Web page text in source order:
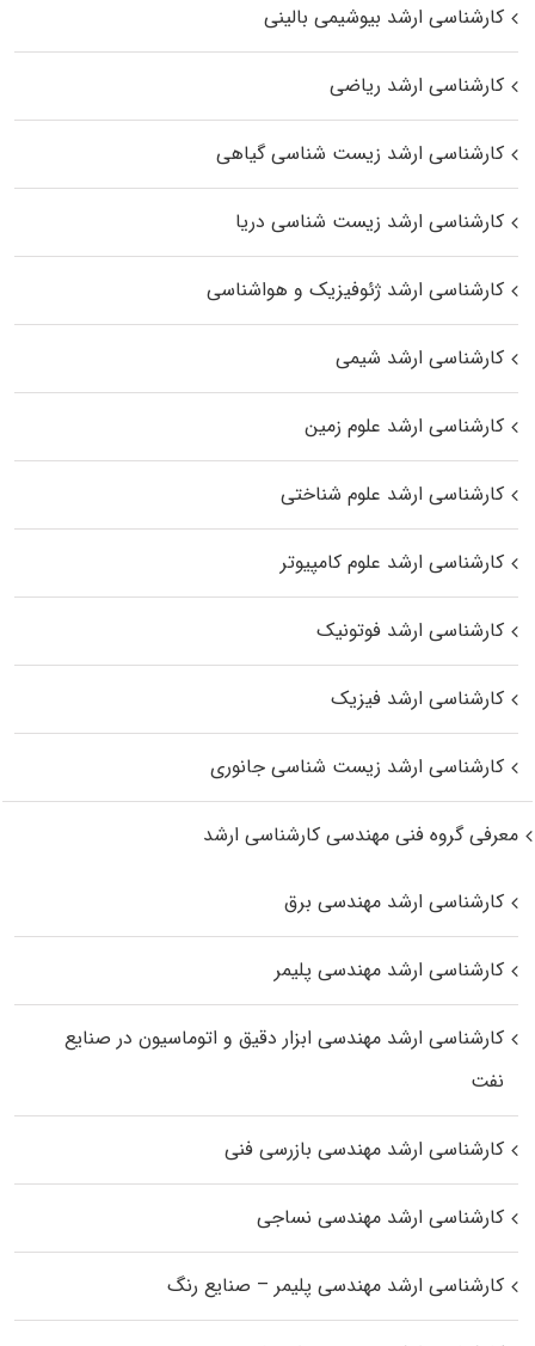
کارشناسی ارشد بیوشیمی بالینی
کارشناسی ارشد ریاضی
کارشناسی ارشد زیست‌ شناسی گیاهی
کارشناسی ارشد زیست‌ شناسی دریا
کارشناسی ارشد ژئوفیزیک و هواشناسی
کارشناسی ارشد شیمی
کارشناسی ارشد علوم زمین
کارشناسی ارشد علوم شناختی
کارشناسی ارشد علوم کامپیوتر
کارشناسی ارشد فوتونیک
کارشناسی ارشد فیزیک
کارشناسی ارشد زیست‌ شناسی جانوری
معرفی گروه فنی مهندسی کارشناسی ارشد
کارشناسی ارشد مهندسی برق
کارشناسی ارشد مهندسی پلیمر
کارشناسی ارشد مهندسی ابزار دقیق و اتوماسیون در صنایع
نفت
کارشناسی ارشد مهندسی بازرسی فنی
کارشناسی ارشد مهندسی نساجی
کارشناسی ارشد مهندسی پلیمر – صنایع رنگ